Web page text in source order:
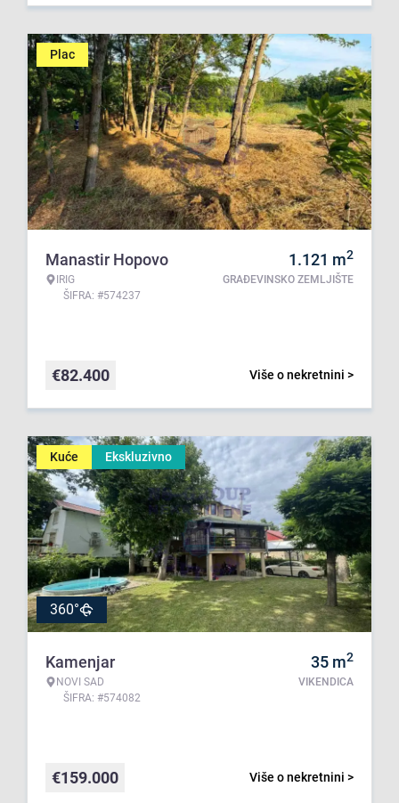
Plac
Manastir Hopovo
IRIG
ŠIFRA: #574237
1.121 m2
GRAĐEVINSKO ZEMLJIŠTE
Više o nekretnini >
€82.400
Kuće Ekskluzivno
360°
Kamenjar
NOVI SAD
ŠIFRA: #574082
35 m2
VIKENDICA
Više o nekretnini >
€159.000